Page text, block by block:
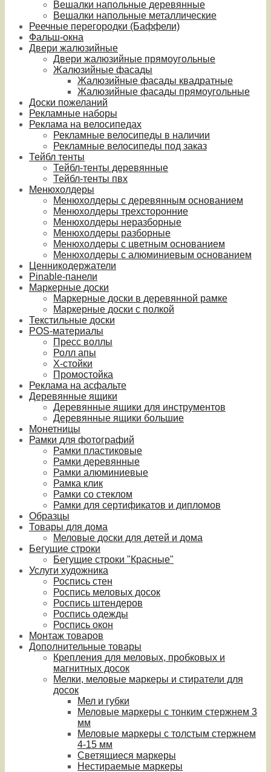
Вешалки напольные деревянные
Вешалки напольные металлические
Реечные перегородки (Баффели)
Фальш-окна
Двери жалюзийные
Двери жалюзийные прямоугольные
Жалюзийные фасады
Жалюзийные фасады квадратные
Жалюзийные фасады прямоугольные
Доски пожеланий
Рекламные наборы
Реклама на велосипедах
Рекламные велосипеды в наличии
Рекламные велосипеды под заказ
Тейбл тенты
Тейбл-тенты деревянные
Тейбл-тенты пвх
Менюхолдеры
Менюхолдеры с деревянным основанием
Менюхолдеры трехсторонние
Менюхолдеры неразборные
Менюхолдеры разборные
Менюхолдеры с цветным основанием
Менюхолдеры с алюминиевым основанием
Ценникодержатели
Pinable-панели
Маркерные доски
Маркерные доски в деревянной рамке
Маркерные доски с полкой
Текстильные доски
POS-материалы
Пресс воллы
Ролл апы
Х-стойки
Промостойка
Реклама на асфальте
Деревянные ящики
Деревянные ящики для инструментов
Деревянные ящики большие
Монетницы
Рамки для фотографий
Рамки пластиковые
Рамки деревянные
Рамки алюминиевые
Рамка клик
Рамки со стеклом
Рамки для сертификатов и дипломов
Образцы
Товары для дома
Меловые доски для детей и дома
Бегущие строки
Бегущие строки "Красные"
Услуги художника
Роспись стен
Роспись меловых досок
Роспись штендеров
Роспись одежды
Роспись окон
Монтаж товаров
Дополнительные товары
Крепления для меловых, пробковых и
магнитных досок
Мелки, меловые маркеры и стиратели для
досок
Мел и губки
Меловые маркеры с тонким стержнем 3
мм
Меловые маркеры с толстым стержнем
4-15 мм
Светящиеся маркеры
Нестираемые маркеры